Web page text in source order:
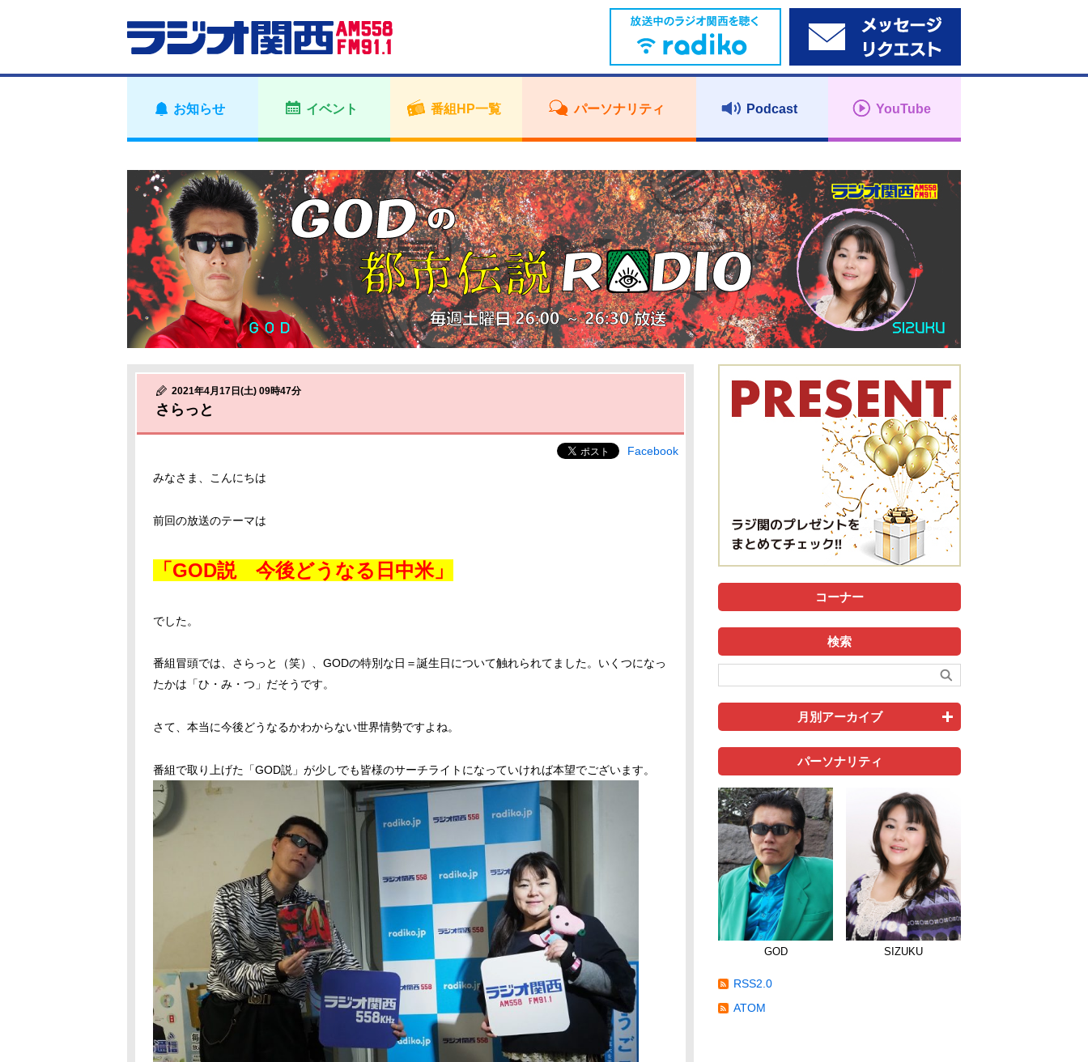
お知らせ イベント 番組HP一覧 パーソナリティ Podcast YouTube
2021年4月17日(土) 09時47分
さらっと
Facebook
みなさま、こんにちは
前回の放送のテーマは
「 GOD説 今後どうなる日中米」
でした。
番組冒頭では、さらっと（笑）、GODの特別な日＝誕生日について触れられてました。いくつになっ
たかは「ひ・み・つ」だそうです。
さて、本当に今後どうなるかわからない世界情勢ですよね。
番組で取り上げた「GOD説」が少しでも皆様のサーチライトになっていければ本望でございます。
コーナー
検索
月別アーカイブ
パーソナリティ
GOD SIZUKU
RSS2.0
ATOM